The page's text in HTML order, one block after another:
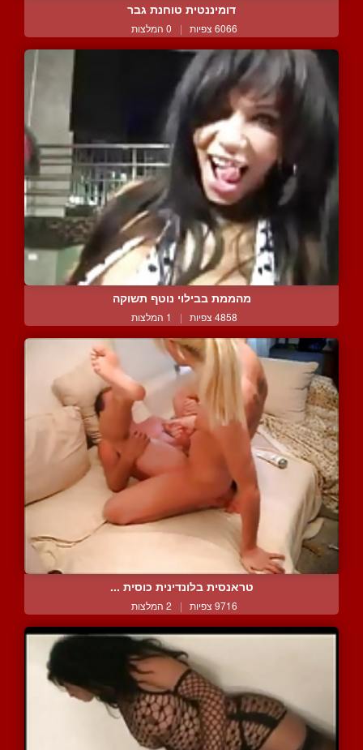
דומיננטית טוחנת גבר
6066 צפיות | 0 המלצות
מהממת בבילוי נוטף תשוקה
4858 צפיות | 1 המלצות
טראנסית בלונדינית כוסית ...
9716 צפיות | 2 המלצות